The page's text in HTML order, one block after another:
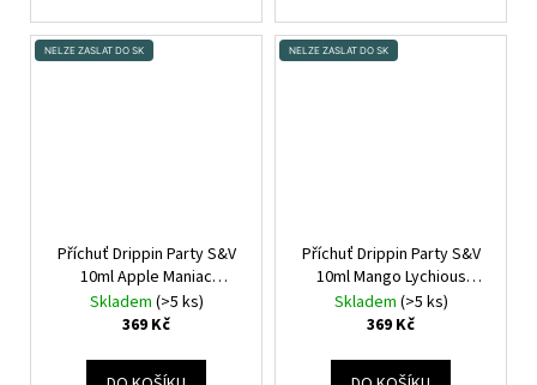
NELZE ZASLAT DO SK
Příchuť Drippin Party S&V
10ml Apple Maniac
(Chladivé jablko a kyselé
kiwi)
Skladem (>5 ks)
369 Kč
NELZE ZASLAT DO SK
Příchuť Drippin Party S&V
10ml Mango Lychious
(Chladivé mango a liči)
Skladem (>5 ks)
369 Kč